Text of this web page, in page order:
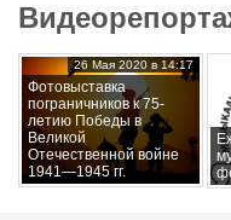
Фотовыставка
пограничников к 75-
летию Победы в
Великой
Отечественной войне
1941—1945 гг.
26 Мая 2020 в 14:17